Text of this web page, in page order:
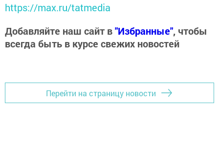
https://max.ru/tatmedia
Добавляйте наш сайт в"Избранные", чтобы
всегда быть в курсе свежих новостей
Перейти на страницу новости